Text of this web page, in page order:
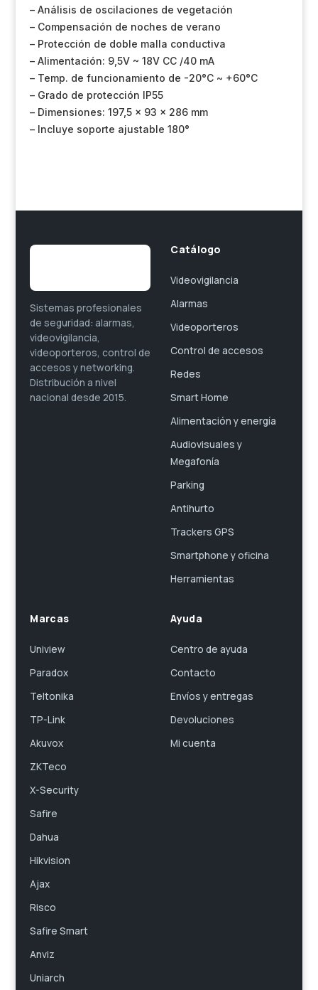
– Análisis de oscilaciones de vegetación
– Compensación de noches de verano
– Protección de doble malla conductiva
– Alimentación: 9,5V ~ 18V CC /40 mA
– Temp. de funcionamiento de -20°C ~ +60°C
– Grado de protección IP55
– Dimensiones: 197,5 x 93 x 286 mm
– Incluye soporte ajustable 180°
Sistemas profesionales
de seguridad: alarmas,
videovigilancia,
videoporteros, control de
accesos y networking.
Distribución a nivel
nacional desde 2015.
Catálogo
Videovigilancia
Alarmas
Videoporteros
Control de accesos
Redes
Smart Home
Alimentación y energía
Audiovisuales y
Megafonía
Parking
Antihurto
Trackers GPS
Smartphone y oficina
Herramientas
Marcas
Uniview
Paradox
Teltonika
TP-Link
Akuvox
ZKTeco
X-Security
Safire
Dahua
Hikvision
Ajax
Risco
Safire Smart
Anviz
Uniarch
Ayuda
Centro de ayuda
Contacto
Envíos y entregas
Devoluciones
Mi cuenta